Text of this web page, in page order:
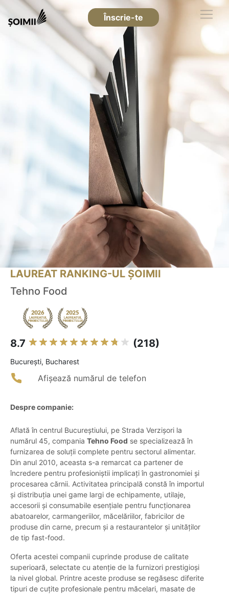
Înscrie-te
LAUREAT RANKING-UL ȘOIMII
Tehno Food
8.7 (218)
Bucureşti, Bucharest
Afișează numărul de telefon
Despre companie:
Aflată în centrul Bucureștiului, pe Strada Verzișori la
numărul 45, compania Tehno Food se specializează în
furnizarea de soluții complete pentru sectorul alimentar.
Din anul 2010, aceasta s-a remarcat ca partener de
încredere pentru profesioniștii implicați în gastronomiei și
procesarea cărnii. Activitatea principală constă în importul
și distribuția unei game largi de echipamente, utilaje,
accesorii și consumabile esențiale pentru funcționarea
abatoarelor, carmangeriilor, măcelăriilor, fabricilor de
produse din carne, precum și a restaurantelor și unităților
de tip fast-food.
Oferta acestei companii cuprinde produse de calitate
superioară, selectate cu atenție de la furnizori prestigioși
la nivel global. Printre aceste produse se regăsesc diferite
tipuri de cuțite profesionale pentru măcelari, masate de